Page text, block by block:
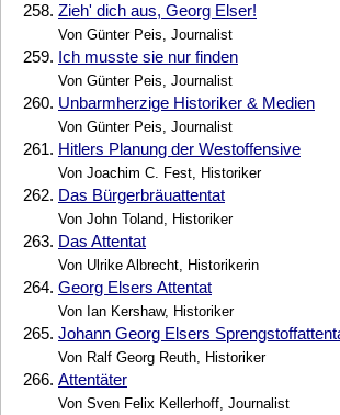
258. Zieh' dich aus, Georg Elser!
Von Günter Peis, Journalist
259. Ich musste sie nur finden
Von Günter Peis, Journalist
260. Unbarmherzige Historiker & Medien
Von Günter Peis, Journalist
261. Hitlers Planung der Westoffensive
Von Joachim C. Fest, Historiker
262. Das Bürgerbräuattentat
Von John Toland, Historiker
263. Das Attentat
Von Ulrike Albrecht, Historikerin
264. Georg Elsers Attentat
Von Ian Kershaw, Historiker
265. Johann Georg Elsers
Von Ralf Georg Reuth, Historiker
266. Attentäter
Von Sven Felix Kellerhoff, Journalist